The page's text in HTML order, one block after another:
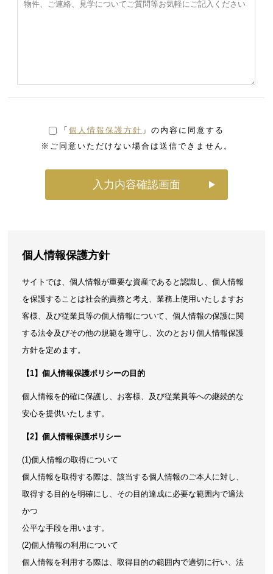
「 個人情報保護方針 」の内容に同意する
※ご同意いただけない場合は送信できません。
個人情報保護方針
サイトでは、個人情報が重要な資産であると認識し、個人情報
を保護することは社会的責務と考え、業務上使用いたしますお
客様、及び従業員等の個人情報について、個人情報の保護に関
する法令及びその他の規範を遵守し、次のとおり個人情報保護
方針を定めます。
【1】個人情報保護ポリシーの目的
個人情報を的確に保護し、お客様、及び従業員等への継続的な
安心を提供いたします。
【2】個人情報保護ポリシー
(1)個人情報の取得について
個人情報を取得する際は、該当する個人情報のご本人に対し、
取得する目的を明確にし、その目的達成に必要な範囲内で適法
かつ
公平な手段を用います。
(2)個人情報の利用について
個人情報を利用する際は、取得目的の範囲内で適切に行い、法